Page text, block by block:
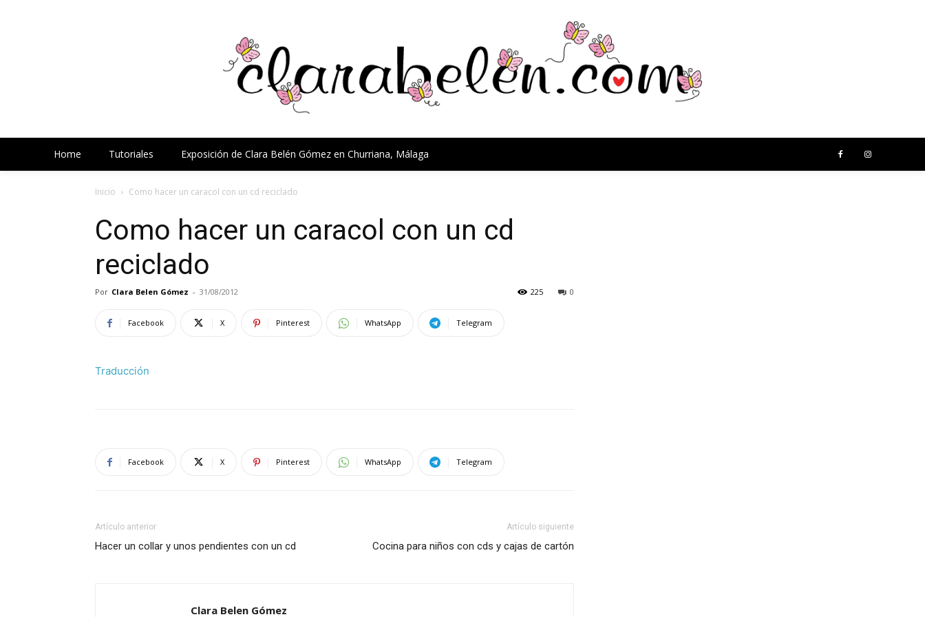
Home Tutoriales Exposición de Clara Belén Gómez en Churriana, Málaga
Inicio Como hacer un caracol con un cd reciclado
Como hacer un caracol con un cd
reciclado
Por Clara Belen Gómez - 31/08/2012 0
225
Facebook X Pinterest WhatsApp Telegram
Traducción
Facebook X Pinterest WhatsApp Telegram
Artículo anterior
Hacer un collar y unos pendientes con un cd
Artículo siguiente
Cocina para niños con cds y cajas de cartón
Clara Belen Gómez